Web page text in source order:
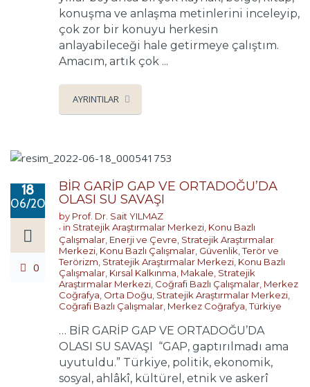
konuşma ve anlaşma metinlerini inceleyip,
çok zor bir konuyu herkesin
anlayabileceği hale getirmeye çalıştım.
Amacım, artık çok ...
AYRINTILAR
18
06/2022
0
BİR GARİP GAP VE ORTADOĞU’DA
OLASI SU SAVAŞI
by Prof. Dr. Sait YILMAZ
in Stratejik Araştırmalar Merkezi, Konu Bazlı
Çalışmalar, Enerji ve Çevre, Stratejik Araştırmalar
Merkezi, Konu Bazlı Çalışmalar, Güvenlik, Terör ve
Terörizm, Stratejik Araştırmalar Merkezi, Konu Bazlı
Çalışmalar, Kırsal Kalkınma, Makale, Stratejik
Araştırmalar Merkezi, Coğrafi Bazlı Çalışmalar, Merkez
Coğrafya, Orta Doğu, Stratejik Araştırmalar Merkezi,
Coğrafi Bazlı Çalışmalar, Merkez Coğrafya,Türkiye
… BİR GARİP GAP VE ORTADOĞU’DA
OLASI SU SAVAŞI “GAP, gaptırılmadı ama
uyutuldu.” Türkiye, politik, ekonomik,
sosyal, ahlâkî, kültürel, etnik ve askerî